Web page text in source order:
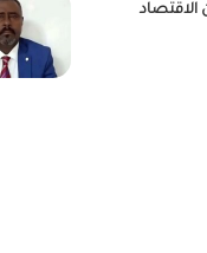
الاقتصاد